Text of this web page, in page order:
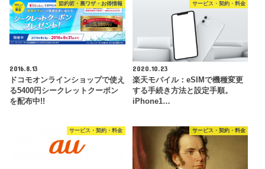
節約術・裏ワザ・お得情報
2016.8.13
ドコモオンラインショップで使え
る5400円シークレットクーポン
を配布中!!
サービス・契約・料金
2020.10.23
楽天モバイル：eSIMで機種変更
する手続き方法と設定手順。
iPhone1…
サービス・契約・料金 サービス・契約・料金